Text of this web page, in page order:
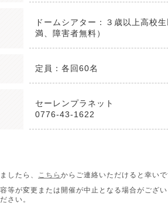
ドームシアター：３歳以上高校
満、障害者無料）
定員：各回60名
セーレンプラネット
0776-43-1622
したら、 こちら からご連絡いただけると幸いで
等が変更または開催が中止となる場合がござい
さい。